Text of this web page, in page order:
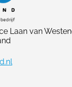
Laan van